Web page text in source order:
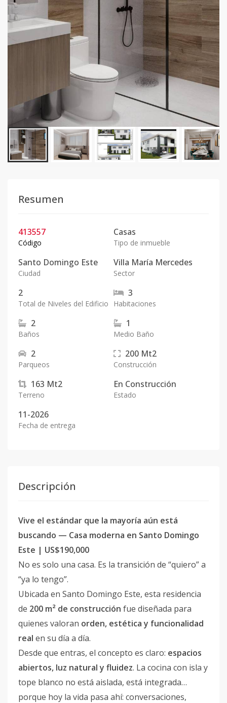
Resumen
413557
Código
Casas
Tipo de inmueble
Santo Domingo Este
Ciudad
Villa María Mercedes
Sector
2
Total de Niveles del Edificio
3
Habitaciones
2
Baños
1
Medio Baño
2
Parqueos
200 Mt2
Construcción
163 Mt2
Terreno
En Construcción
Estado
11-2026
Fecha de entrega
Descripción
Vive el estándar que la mayoría aún está
buscando — Casa moderna en Santo Domingo
Este | US$190,000
No es solo una casa. Es la transición de “quiero” a
“ya lo tengo”.
Ubicada en Santo Domingo Este, esta residencia
de 200 m² de construcción fue diseñada para
quienes valoran orden, estética y funcionalidad
real en su día a día.
Desde que entras, el concepto es claro: espacios
abiertos, luz natural y fluidez. La cocina con isla y
tope blanco no está aislada, está integrada…
porque hoy la vida pasa ahí: conversaciones,